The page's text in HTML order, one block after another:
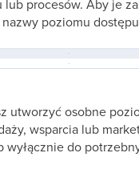
lub procesów. Aby je
poziomu
utworzyć osobne
wsparcia lub
wyłącznie do